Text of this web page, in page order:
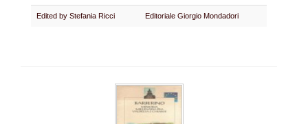
Edited by Stefania Ricci Editoriale Giorgio Mondadori